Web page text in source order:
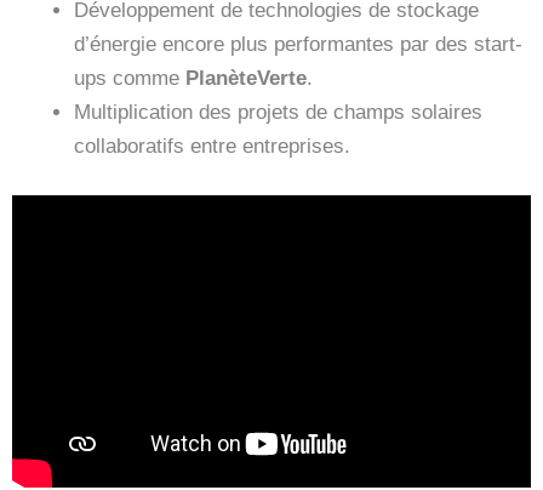
Développement de technologies de stockage
d’énergie encore plus performantes par des start-
ups comme PlanèteVerte.
Multiplication des projets de champs solaires
collaboratifs entre entreprises.